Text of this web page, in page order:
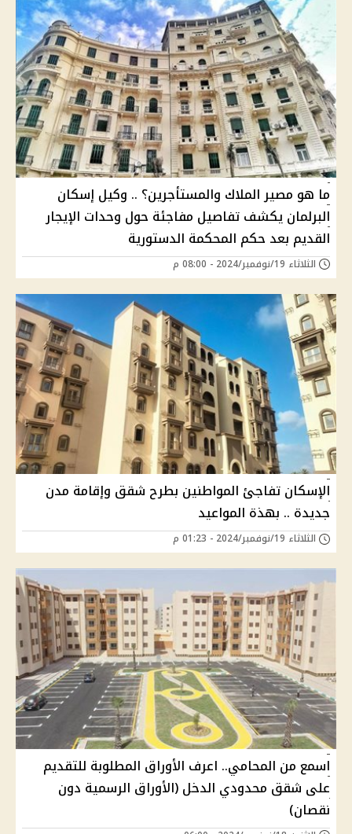
ما هو مصير الملاك والمستأجرين؟ .. وكيل إسكان
البرلمان يكشف تفاصيل مفاجئة حول وحدات الإيجار
القديم بعد حكم المحكمة الدستورية
الثلاثاء 19/نوفمبر/2024 - 08:00 م
الإسكان تفاجئ المواطنين بطرح شقق وإقامة مدن
جديدة .. بهذة المواعيد
الثلاثاء 19/نوفمبر/2024 - 01:23 م
اسمع من المحامي.. اعرف الأوراق المطلوبة للتقديم
على شقق محدودي الدخل (الأوراق الرسمية دون
نقصان)